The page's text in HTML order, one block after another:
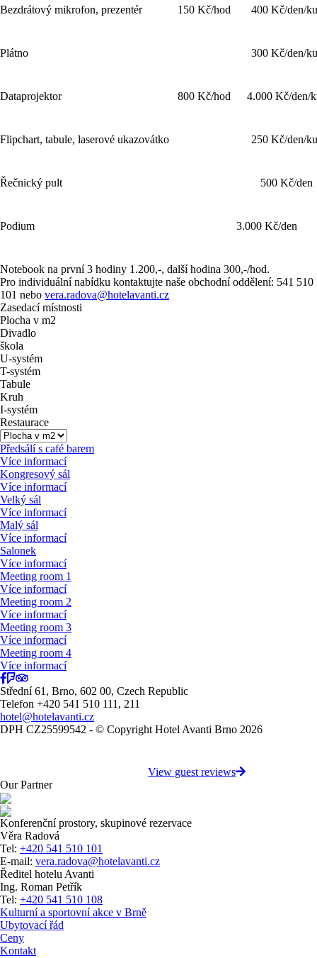
Bezdrátový mikrofon, prezentér 150 Kč/hod 400 Kč/den/
Plátno 300 Kč/den/
Dataprojektor 800 Kč/hod 4.000 Kč/den/
Flipchart, tabule, laserové ukazovátko 250 Kč/den/
Řečnický pult 500 Kč/den
Podium 3.000 Kč/den
Notebook na první 3 hodiny 1.200,-, další hodina 300,-/hod.
Pro individuální nabídku kontaktujte naše obchodní oddělení: 541 510
101 nebo vera.radova@hotelavanti.cz
Zasedací místnosti
Plocha v m2
Divadlo
škola
U-systém
T-systém
Tabule
Kruh
I-systém
Restaurace
Předsálí s café barem
Více informací
Kongresový sál
Více informací
Velký sál
Více informací
Malý sál
Více informací
Salonek
Více informací
Meeting room 1
Více informací
Meeting room 2
Více informací
Meeting room 3
Více informací
Meeting room 4
Více informací
Střední 61, Brno, 602 00, Czech Republic
Telefon +420 541 510 111, 211
hotel@hotelavanti.cz
DPH CZ25599542 - © Copyright Hotel Avanti Brno 2026
View guest reviews
Our Partner
Konferenční prostory, skupinové rezervace
Věra Radová
Tel: +420 541 510 101
E-mail: vera.radova@hotelavanti.cz
Ředitel hotelu Avanti
Ing. Roman Petřík
Tel: +420 541 510 108
Kulturní a sportovní akce v Brně
Ubytovací řád
Ceny
Kontakt